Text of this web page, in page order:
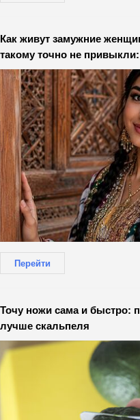
Как живут замужние
такому точно не
Перейти
Точу ножи сама и быстро:
лучше скальпеля